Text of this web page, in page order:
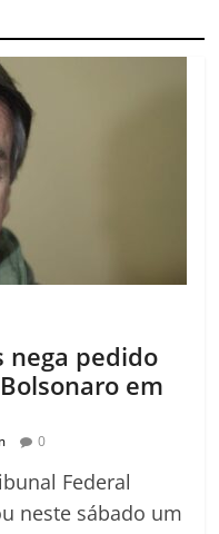
nega pedido
em
0
Federal
neste sábado um